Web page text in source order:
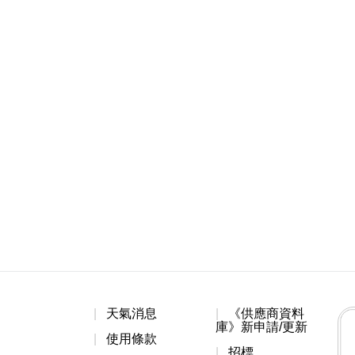
天氣消息
使用條款
《供應商資料
庫》新申請/更新
招標